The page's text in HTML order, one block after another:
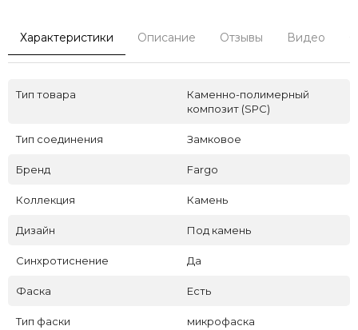
Характеристики Описание Отзывы Видео
Тип товара
Каменно-полимерный
композит (SPC)
Тип соединения Замковое
Бренд Fargo
Коллекция Камень
Дизайн Под камень
Синхротиснение Да
Фаска Есть
Тип фаски микрофаска